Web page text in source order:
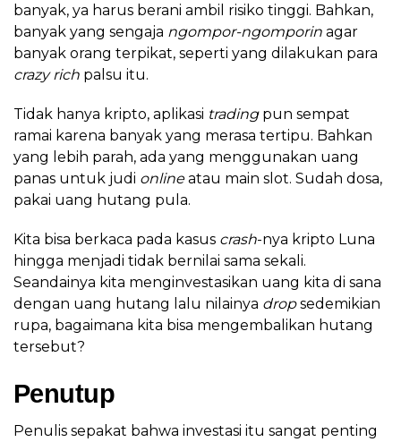
banyak, ya harus berani ambil risiko tinggi. Bahkan,
banyak yang sengaja ngompor-ngomporin agar
banyak orang terpikat, seperti yang dilakukan para
crazy rich palsu itu.
Tidak hanya kripto, aplikasi trading pun sempat
ramai karena banyak yang merasa tertipu. Bahkan
yang lebih parah, ada yang menggunakan uang
panas untuk judi onlineatau main slot. Sudah dosa,
pakai uang hutang pula.
Kita bisa berkaca pada kasus crash-nya kripto Luna
hingga menjadi tidak bernilai sama sekali.
Seandainya kita menginvestasikan uang kita di sana
dengan uang hutang lalu nilainya dropsedemikian
rupa, bagaimana kita bisa mengembalikan hutang
tersebut?
Penutup
Penulis sepakat bahwa investasi itu sangat penting